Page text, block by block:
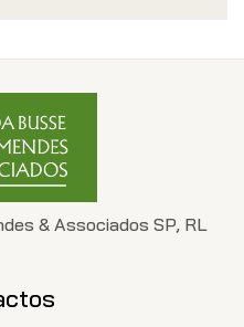
& Associados SP, RL